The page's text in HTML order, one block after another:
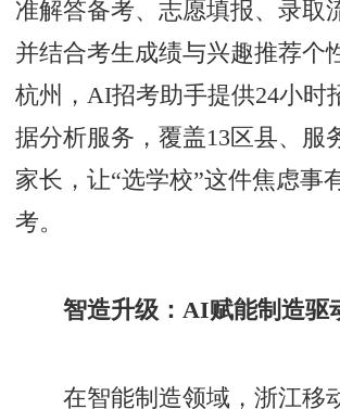
准解答备考、志愿填报、录取
并结合考生成绩与兴趣推荐个
杭州，AI招考助手提供24小时
据分析服务，覆盖13区县、服
家长，让“选学校”这件焦虑事
考。
智造升级：AI赋能制造驱
在智能制造领域，浙江移